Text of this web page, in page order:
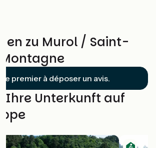
zu Murol / Saint-
le premier à déposer un avis.
Ihre Unterkunft auf